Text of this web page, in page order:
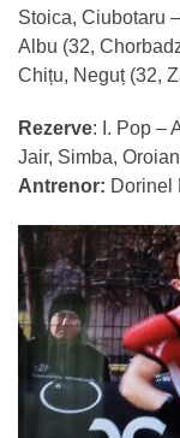
Stoica, Ciubotaru
Albu (32,
Chițu, Neguț (32,
Rezerve: I. Pop –
Jair, Simba,
Antrenor: Dorinel